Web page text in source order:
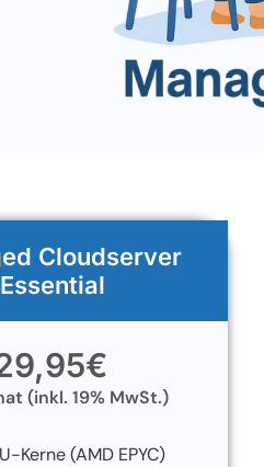
Cloudserver
Essential
€
(inkl. 19% MwSt.)
Kerne (AMD EPYC)